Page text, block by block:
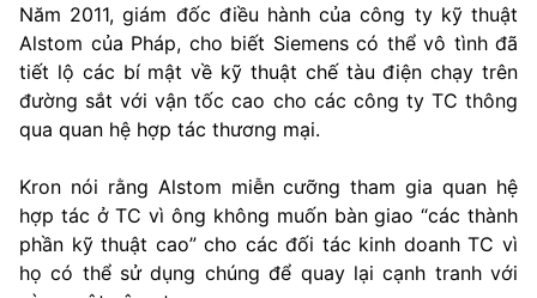
Năm 2011, giám đốc điều hành của công ty kỹ thuật
Alstom của Pháp, cho biết Siemens có thể vô tình đã
tiết lộ các bí mật về kỹ thuật chế tàu điện chạy trên
đường sắt với vận tốc cao cho các công ty TC thông
qua quan hệ hợp tác thương mại.
Kron nói rằng Alstom miễn cưỡng tham gia quan hệ
hợp tác ở TC vì ông không muốn bàn giao “các thành
phần kỹ thuật cao” cho các đối tác kinh doanh TC vì
họ có thể sử dụng chúng để quay lại cạnh tranh với